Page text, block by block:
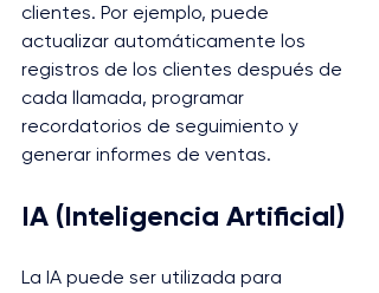
clientes. Por ejemplo, puede
actualizar automáticamente los
registros de los clientes después de
cada llamada, programar
recordatorios de seguimiento y
generar informes de ventas.
IA (Inteligencia Artificial)
La IA puede ser utilizada para